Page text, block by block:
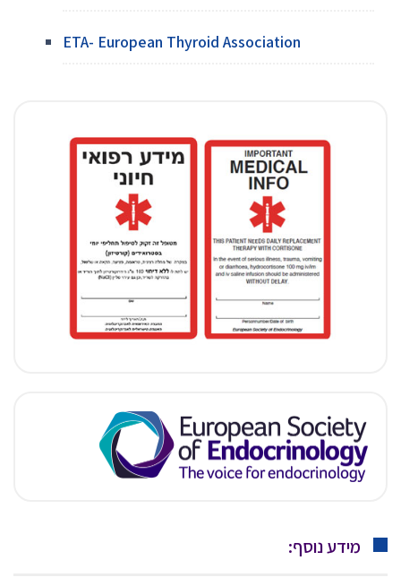
ETA- European Thyroid Association
מידע נוסף: